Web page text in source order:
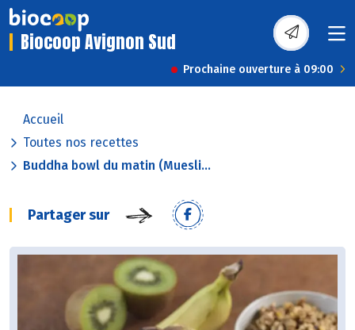
Biocoop Avignon Sud
Prochaine ouverture à 09:00
Accueil
Toutes nos recettes
Buddha bowl du matin (Muesli...
Partager sur